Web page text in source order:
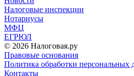
Налоговые инспекции
Нотариусы
МФЦ
ЕГРЮЛ
© 2026 Налоговая.ру
Правовые основания
Политика обработки персональных
Контакты